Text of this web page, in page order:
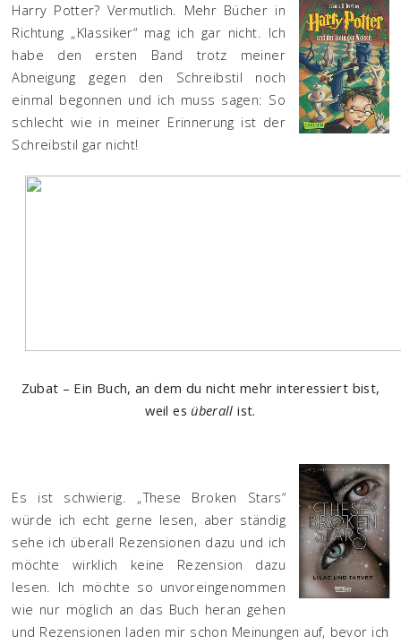
Harry Potter? Vermutlich. Mehr Bücher in
Richtung „Klassiker“ mag ich gar nicht. Ich
habe den ersten Band trotz meiner
Abneigung gegen den Schreibstil noch
einmal begonnen und ich muss sagen: So
schlecht wie in meiner Erinnerung ist der
Schreibstil gar nicht!
Zubat – Ein Buch, an dem du nicht mehr interessiert bist,
weil esüberallist.
Es ist schwierig. „These Broken Stars“
würde ich echt gerne lesen, aber ständig
sehe ich überall Rezensionen dazu und ich
möchte wirklich keine Rezension dazu
lesen. Ich möchte so unvoreingenommen
wie nur möglich an das Buch heran gehen
und Rezensionen laden mir schon Meinungen auf, bevor ich